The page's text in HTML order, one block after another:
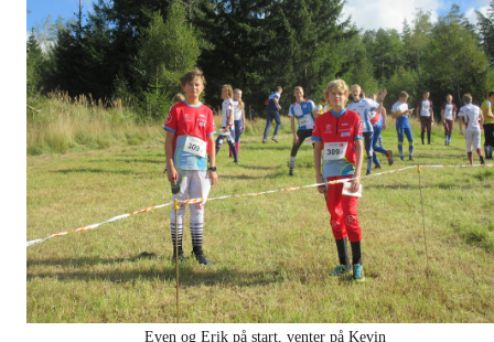
Even og Erik på start, venter på Kevin